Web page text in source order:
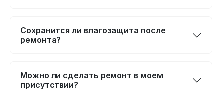
Сохранится ли влагозащита после
ремонта?
Можно ли сделать ремонт в моем
присутствии?